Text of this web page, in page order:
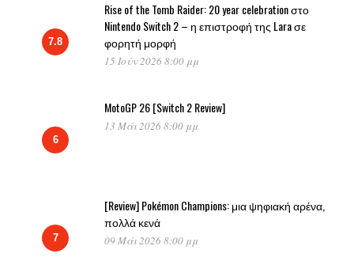
7.8
Rise of the Tomb Raider: 20 year celebration στο
Nintendo Switch 2 – η επιστροφή της Lara σε
φορητή μορφή
15 Ιούν 2026 8:00 μμ
6
MotoGP 26 [Switch 2 Review]
13 Μάι 2026 8:00 μμ
7
[Review] Pokémon Champions: μια ψηφιακή αρένα,
πολλά κενά
09 Μάι 2026 8:00 μμ